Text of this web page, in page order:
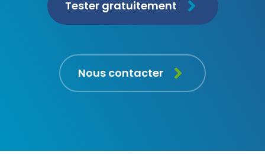
Tester gratuitement
Nous contacter